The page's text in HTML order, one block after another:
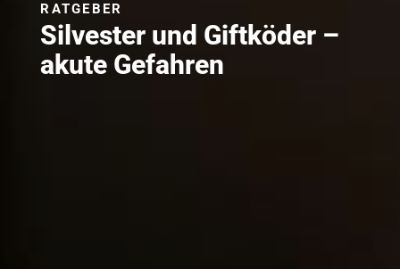
Silvester und Giftköder –
akute Gefahren
RATGEBER